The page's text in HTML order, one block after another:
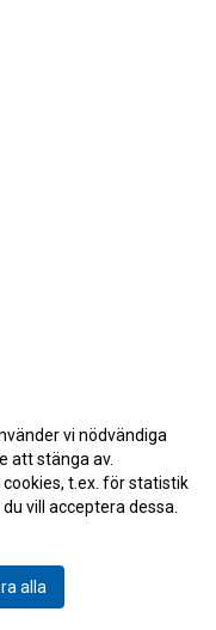
vi nödvändiga
att stänga av.
t.ex. för statistik
vill acceptera dessa.
alla